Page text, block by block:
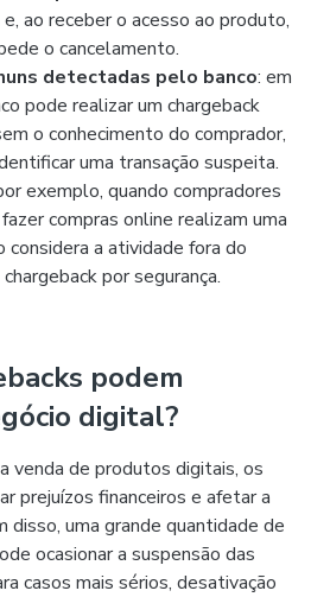
ao receber o acesso ao produto,
o cancelamento.
detectadas pelo banco: em
pode realizar um chargeback
o conhecimento do comprador,
uma transação suspeita.
exemplo, quando compradores
compras online realizam uma
considera a atividade fora do
por segurança.
podem
digital?
venda de produtos digitais, os
prejuízos financeiros e afetar a
disso, uma grande quantidade de
ocasionar a suspensão das
casos mais sérios, desativação